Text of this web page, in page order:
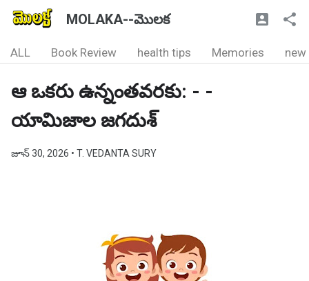
MOLAKA--మొలక
ALL Book Review health tips Memories new
ఆ ఒకరు ఉన్నంతవరకు: - -
యామిజాల జగదుశ్
జూన్ 30, 2026 • T. VEDANTA SURY